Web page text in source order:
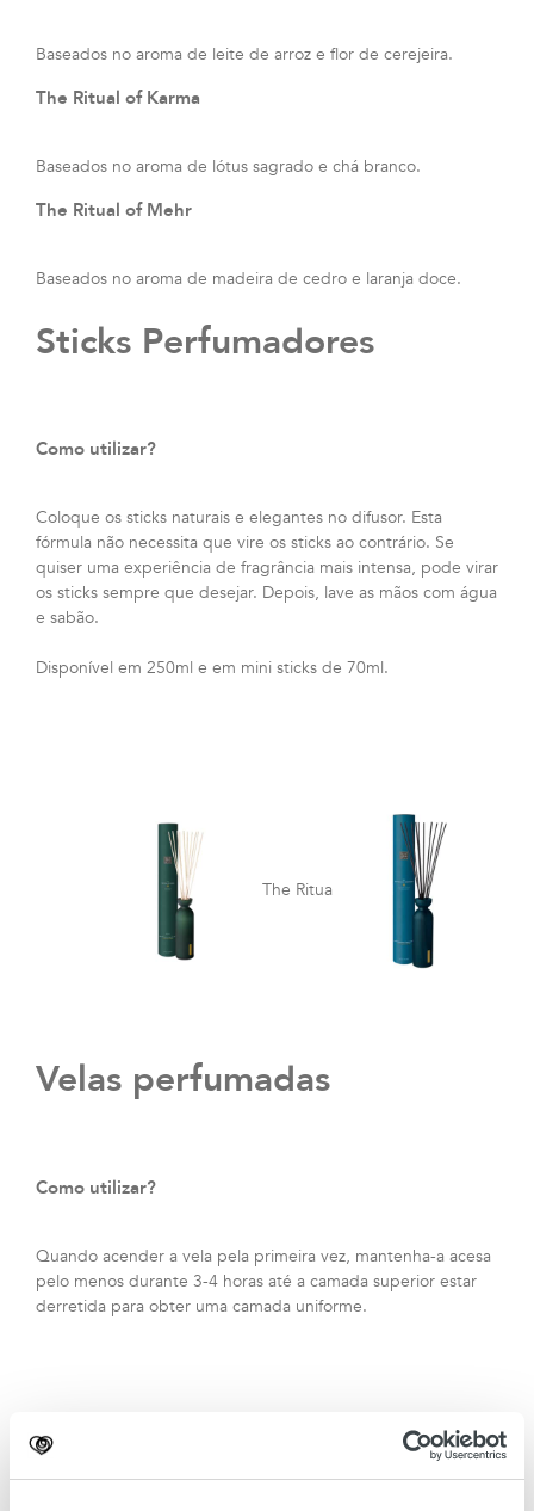
Baseados no aroma de leite de arroz e flor de cerejeira.
The Ritual of Karma
Baseados no aroma de lótus sagrado e chá branco.
The Ritual of Mehr
Baseados no aroma de madeira de cedro e laranja doce.
Sticks Perfumadores
Como utilizar?
Coloque os sticks naturais e elegantes no difusor. Esta
fórmula não necessita que vire os sticks ao contrário. Se
quiser uma experiência de fragrância mais intensa, pode virar
os sticks sempre que desejar. Depois, lave as mãos com água
e sabão.
Disponível em 250ml e em mini sticks de 70ml.
The Ritual of Jing
Velas perfumadas
Como utilizar?
Quando acender a vela pela primeira vez, mantenha-a acesa
pelo menos durante 3-4 horas até a camada superior estar
derretida para obter uma camada uniforme.